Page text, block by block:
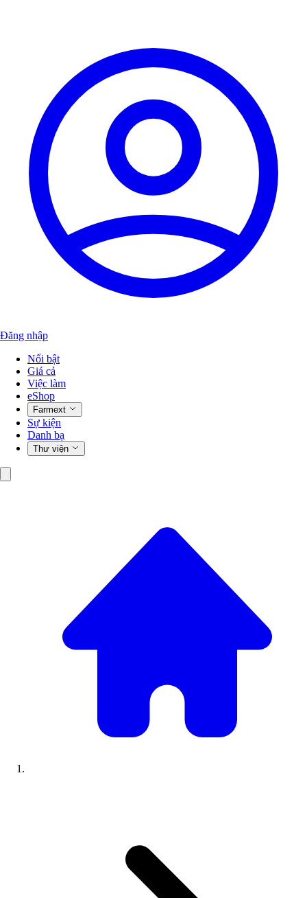
Đăng nhập
Nổi bật
Giá cả
Việc làm
eShop
Farmext
Sự kiện
Danh bạ
Thư viện